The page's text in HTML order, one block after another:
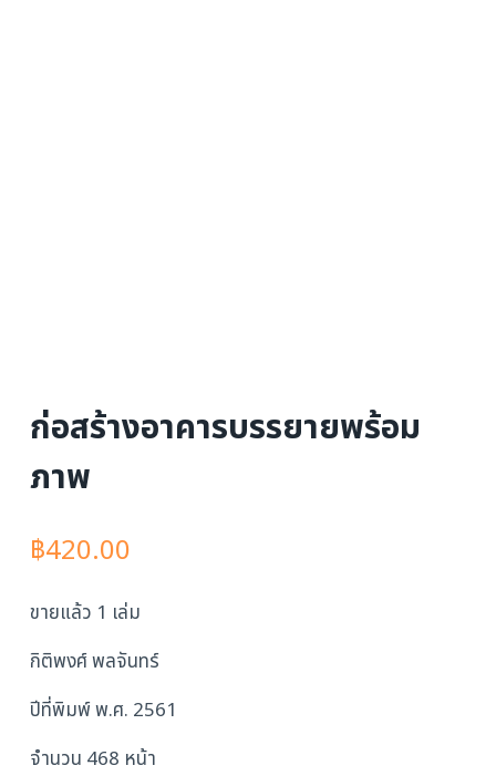
ก่อสร้างอาคารบรรยายพร้อม
ภาพ
฿420.00
ขายแล้ว 1 เล่ม
กิติพงศ์ พลจันทร์
ปีที่พิมพ์ พ.ศ. 2561
จำนวน 468 หน้า